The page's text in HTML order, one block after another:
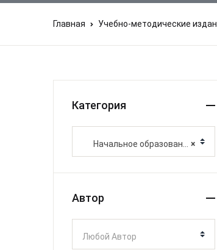
Главная Учебно-методические
Категория
×
Начальное образование
Автор
Любой Автор